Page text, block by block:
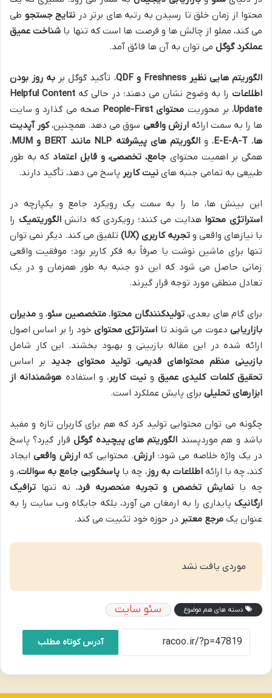
محتوا از زمان خلق تا رسیدن به رتبه های برتر در نتایج جستجو طی
می کند، مملو از چالش ها و فرصت ها است که تنها با شناخت عمیق
عملکرد گوگل می توان به آن ها فائق آمد.
الگوریتم هایی نظیر Freshness و QDF ، تأکید گوگل بر به روز بودن
اطلاعات را به وضوح نشان می دهند؛ در حالی که Helpful Content
Update، بر محوریت محتوای People-First
صحه می گذارد و سایت
ها را به سمت ارائهارزش واقعی سوق می دهد. همچنین،کور آپدیت
ها،E-E-A-T، والگوریتم های پیشرفته NLP مانند BERT و MUM
،
همگی بر اهمیت محتوای جامع، تخصصی، و قابل اعتماد که به طور
طبیعی به تمامی جنبه های نیت کاربر پاسخ می دهد، تأکید دارند.
این بینش ها، ما را به سمت یک رویکرد جامع و یکپارچه در
استراتژی محتوا هدایت می کنند؛ رویکردی که دانشالگوریتمیک را
با نیازهای واقعی و تجربه کاربری (UX)
تلفیق می کند. دیگر نمی توان
تنها برای ماشین نوشت یا صرفاً به فکر کاربر بود؛ موفقیت واقعی
زمانی حاصل می شود که این دو جنبه به طور همزمان و در یک
تعادل منطقی مورد توجه قرار گیرند.
برای گام های بعدی،تولیدکنندگان محتوا،متخصصین سئو، و مدیران
بازاریابیدعوت می شوند تا استراتژی محتوای خود را بر اساس اصول
ارائه شده در این مقاله بازبینی و بهبود بخشند. این کار شامل
بازبینی منظم محتواهای قدیمی،تولید محتوای جدید بر اساس
تحقیق کلمات کلیدی عمیقونیت کاربر، و استفاده هوشمندانه از
ابزارهای تحلیلی برای پایش عملکرد است.
چگونه می توان محتوایی تولید کرد که هم برای کاربران تازه و مفید
باشد و هم موردپسند الگوریتم های پیچیده گوگلقرار گیرد؟ پاسخ
در یک واژه خلاصه می شود: ارزش. محتوایی کهارزش واقعیایجاد
کند، چه با ارائهاطلاعات به روز، چه با پاسخگویی جامع به سوالات، و
چه با نمایش تخصص و تجربه منحصربه فرد، نه تنها ترافیک
ارگانیک پایداری را به ارمغان می آورد، بلکه جایگاه وب سایت را به
عنوان یک مرجع معتبر در حوزه خود تثبیت می کند.
موردی یافت نشد
دسته های هم موضوع سئو سایت
آدرس کوتاه مطلب